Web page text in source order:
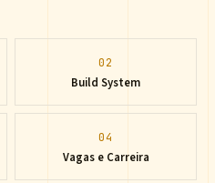
02
Build System
04
Vagas e Carreira